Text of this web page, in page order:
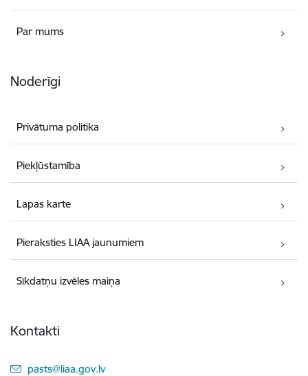
Par mums
Noderīgi
Privātuma politika
Piekļūstamība
Lapas karte
Pieraksties LIAA jaunumiem
Sīkdatņu izvēles maiņa
Kontakti
E-pasts:
pasts@liaa.gov.lv